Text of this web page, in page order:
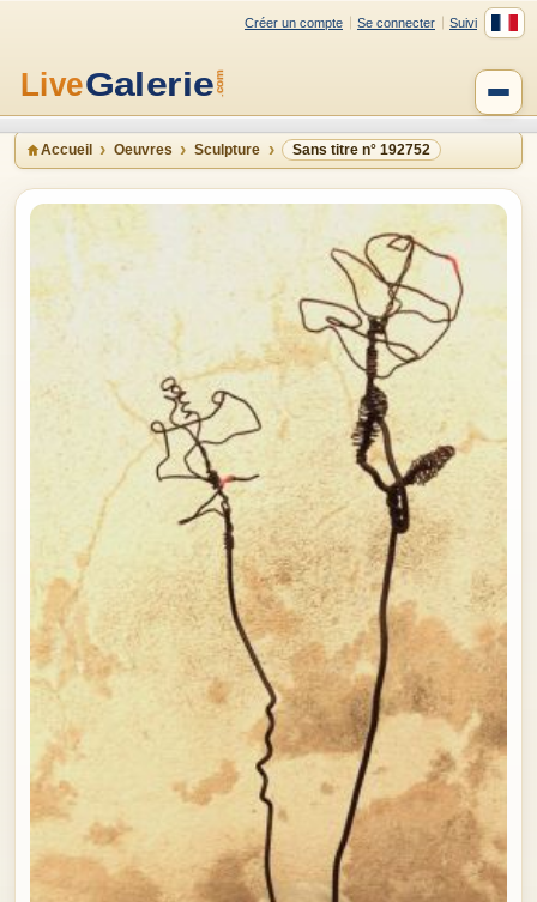
Créer un compte Se connecter Suivi
Accueil Oeuvres Sculpture Sans titre n° 192752